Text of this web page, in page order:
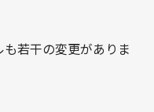
若干の変更がありま